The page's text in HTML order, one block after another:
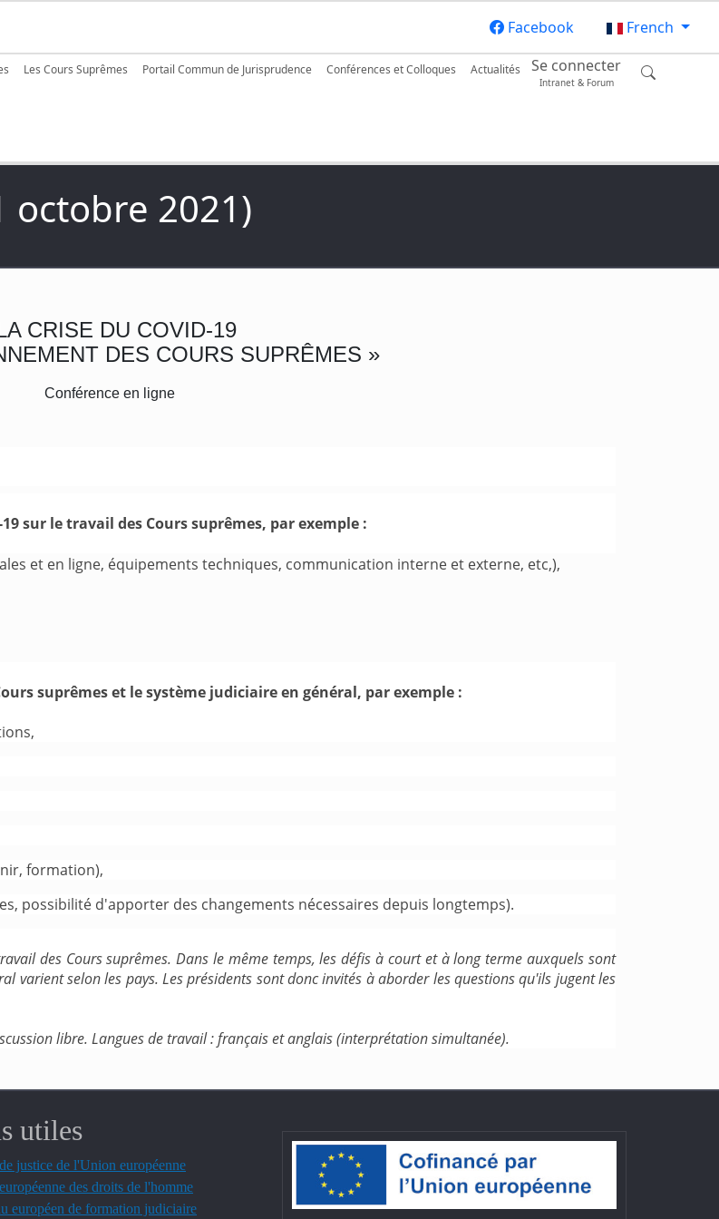
Facebook
French
Les Cours Suprêmes Portail Commun de Jurisprudence Conférences et Colloques Actualités Se connecter
Intranet & Forum
octobre 2021)
CRISE DU COVID-19
DES COURS SUPRÊMES »
Conférence en ligne
sur le travail des Cours suprêmes, par exemple :
et en ligne, équipements techniques, communication interne et externe, etc,),
suprêmes et le système judiciaire en général, par exemple :
formation),
possibilité d'apporter des changements nécessaires depuis longtemps).
des Cours suprêmes. Dans le même temps, les défis à court et à long terme auxquels sont
varient selon les pays. Les présidents sont donc invités à aborder les questions qu'ils jugent les
libre. Langues de travail : français et anglais (interprétation simultanée).
utiles
justice de l'Union européenne
des droits de l'homme
européen de formation judiciaire